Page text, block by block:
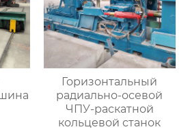
Горизонтальный
радиально-осевой
ЧПУ-раскатной
кольцевой станок